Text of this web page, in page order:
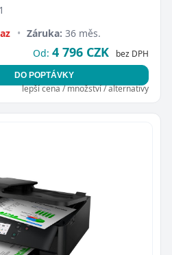
• Záruka: 36 měs.
Od: 4 796 CZK bez DPH
DO POPTÁVKY
lepší cena / množství / alternativy